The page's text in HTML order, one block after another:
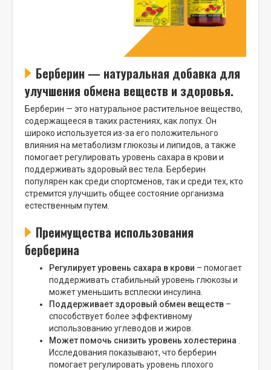
Берберин — натуральная добавка для
улучшения обмена веществ и здоровья.
Берберин — это натуральное растительное вещество,
содержащееся в таких растениях, как лопух. Он
широко используется из-за его положительного
влияния на метаболизм глюкозы и липидов, а также
помогает регулировать уровень сахара в крови и
поддерживать здоровый вес тела. Берберин
популярен как среди спортсменов, так и среди тех, кто
стремится улучшить общее состояние организма
естественным путем.
Преимущества использования
берберина
Регулирует уровень сахара в крови – помогает
поддерживать стабильный уровень глюкозы и
может уменьшить всплески инсулина.
Поддерживает здоровый обмен веществ –
способствует более эффективному
использованию углеводов и жиров.
Может помочь снизить уровень холестерина
Исследования показывают, что берберин
помогает регулировать уровень плохого